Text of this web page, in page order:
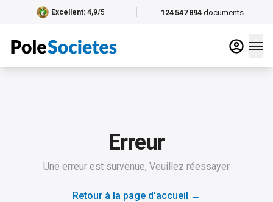
124 547 894 documents
Excellent: 4,9/5
Erreur
Une erreur est survenue, Veuillez réessayer
Retour à la page d'accueil →